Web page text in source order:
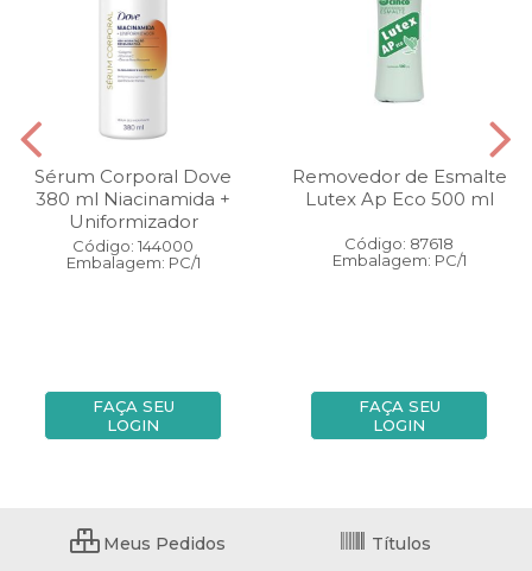
Sérum Corporal Dove
380 ml Niacinamida +
Uniformizador
Código: 144000
Embalagem: PC/1
FAÇA SEU
LOGIN
Removedor de Esmalte
Lutex Ap Eco 500 ml
Código: 87618
Embalagem: PC/1
FAÇA SEU
LOGIN
Meus Pedidos Títulos